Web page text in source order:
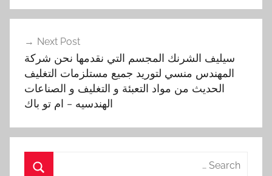
,
,
Next Post
سيليف الشرنك المجسم التي نقدمها نحن شركة
المهندس منسي لتوريد جميع مستلزمات التغليف
الحديث من مواد التعبئة و التغليف و الصناعات
الهندسيه – ام تو باك
Search